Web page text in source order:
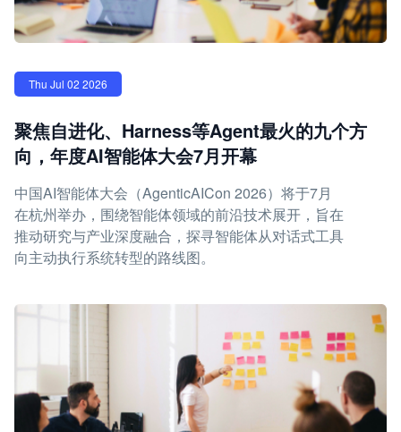
Thu Jul 02 2026
聚焦自进化、Harness等Agent最火的九个方
向，年度AI智能体大会7月开幕
中国AI智能体大会（AgenticAICon 2026）将于7月
在杭州举办，围绕智能体领域的前沿技术展开，旨在
推动研究与产业深度融合，探寻智能体从对话式工具
向主动执行系统转型的路线图。